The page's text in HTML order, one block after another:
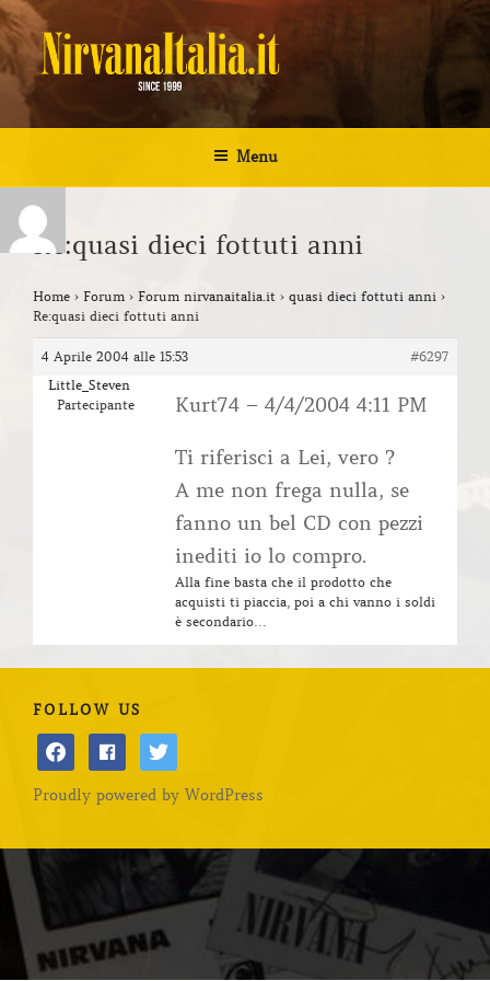
Salta
al
contenuto
NIRVANA ITALIA
Menu
Re:quasi dieci fottuti anni
Home › Forum › Forum nirvanaitalia.it › quasi dieci fottuti anni ›
Re:quasi dieci fottuti anni
4 Aprile 2004 alle 15:53
#6297
Little_Steven
Partecipante
Kurt74 – 4/4/2004 4:11 PM
Ti riferisci a Lei, vero ?
A me non frega nulla, se
fanno un bel CD con pezzi
inediti io lo compro.
Alla fine basta che il prodotto che
acquisti ti piaccia, poi a chi vanno i soldi
è secondario…
FOLLOW US
facebookfacebooktwitter
Proudly powered by WordPress